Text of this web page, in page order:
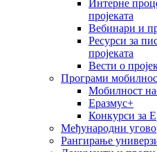
Интерне
пројеката
Вебинари и
Ресурси за
пројеката
Вести о
Програми
Мобилност
Еразмус+
Конкурси за
Међународни
Рангирање